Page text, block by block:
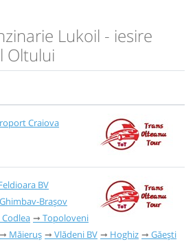
Lukoil - iesire
Oltului
Craiova
BV
Brașov
Codlea
Topoloveni
Măieruș Vlădeni BV Hoghiz
Găești